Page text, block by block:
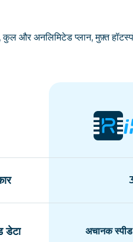
और अनलिमिटेड प्लान, मुफ़्त
डेटा अचानक स्पीड